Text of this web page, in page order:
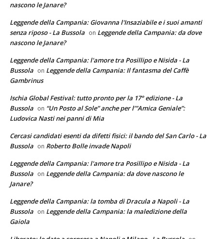
nascono le Janare?
Leggende della Campania: Giovanna l'Insaziabile e i suoi amanti
senza riposo - La Bussola on Leggende della Campania: da dove
nascono le Janare?
Leggende della Campania: l'amore tra Posillipo e Nisida - La
Bussola on Leggende della Campania: Il fantasma del Caffè
Gambrinus
Ischia Global Festival: tutto pronto per la 17° edizione - La
Bussola on “Un Posto al Sole” anche per l’”Amica Geniale”:
Ludovica Nasti nei panni di Mia
Cercasi candidati esenti da difetti fisici: il bando del San Carlo - La
Bussola on Roberto Bolle invade Napoli
Leggende della Campania: l'amore tra Posillipo e Nisida - La
Bussola on Leggende della Campania: da dove nascono le
Janare?
Leggende della Campania: la tomba di Dracula a Napoli - La
Bussola on Leggende della Campania: la maledizione della
Gaiola